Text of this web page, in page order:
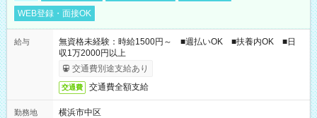
WEB登録・面接OK
給与
無資格未経験：時給1500円～ ■週払いOK ■扶養内OK ■日
収1万2000円以上
交通費別途支給あり
交通費 交通費全額支給
勤務地
横浜市中区